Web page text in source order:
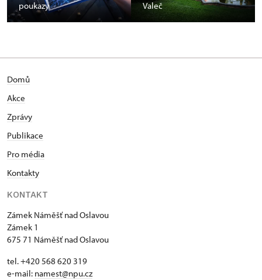
poukazy
Valeč
Domů
Akce
Zprávy
Publikace
Pro média
Kontakty
KONTAKT
Zámek Náměšť nad Oslavou
Zámek 1
675 71 Náměšť nad Oslavou
tel. +420 568 620 319
e-mail: namest@npu.cz